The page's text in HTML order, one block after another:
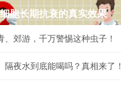
胞长期抗衰的真实效果
、郊游，千万警惕这种虫子！
隔夜水到底能喝吗？真相来了！